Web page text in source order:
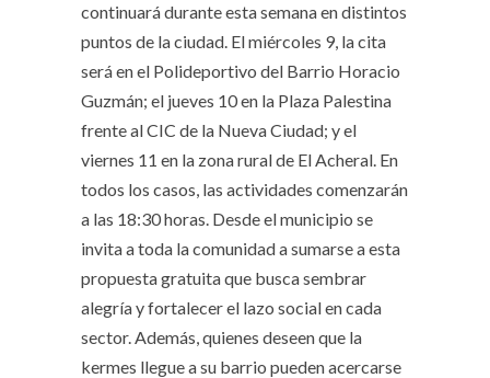
continuará durante esta semana en distintos
puntos de la ciudad. El miércoles 9, la cita
será en el Polideportivo del Barrio Horacio
Guzmán; el jueves 10 en la Plaza Palestina
frente al CIC de la Nueva Ciudad; y el
viernes 11 en la zona rural de El Acheral. En
todos los casos, las actividades comenzarán
a las 18:30 horas. Desde el municipio se
invita a toda la comunidad a sumarse a esta
propuesta gratuita que busca sembrar
alegría y fortalecer el lazo social en cada
sector. Además, quienes deseen que la
kermes llegue a su barrio pueden acercarse